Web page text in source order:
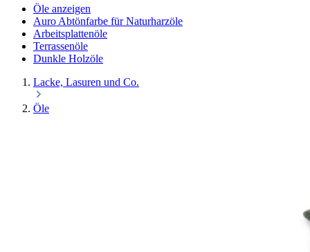
Öle anzeigen
Auro Abtönfarbe für Naturharzöle
Arbeitsplattenöle
Terrassenöle
Dunkle Holzöle
Lacke, Lasuren und Co.
Öle